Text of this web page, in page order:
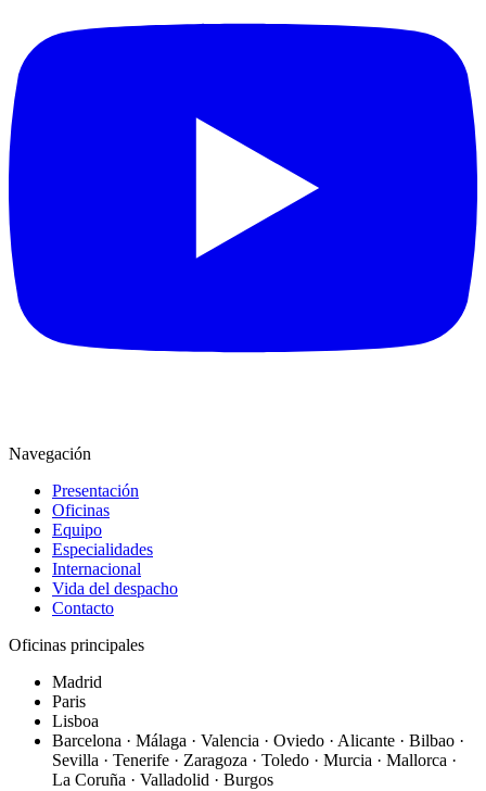
Navegación
Presentación
Oficinas
Equipo
Especialidades
Internacional
Vida del despacho
Contacto
Oficinas principales
Madrid
Paris
Lisboa
Barcelona · Málaga · Valencia · Oviedo · Alicante · Bilbao ·
Sevilla · Tenerife · Zaragoza · Toledo · Murcia · Mallorca ·
La Coruña · Valladolid · Burgos